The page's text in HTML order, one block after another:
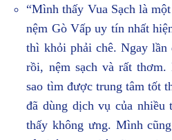
“Mình thấy Vua Sạch là
nệm Gò Vấp uy tín nhất
thì khỏi phải chê. Ngay lần
rồi, nệm sạch và rất
sao tìm được trung tâm tốt
đã dùng dịch vụ của nhiều
thấy không ưng. Mình